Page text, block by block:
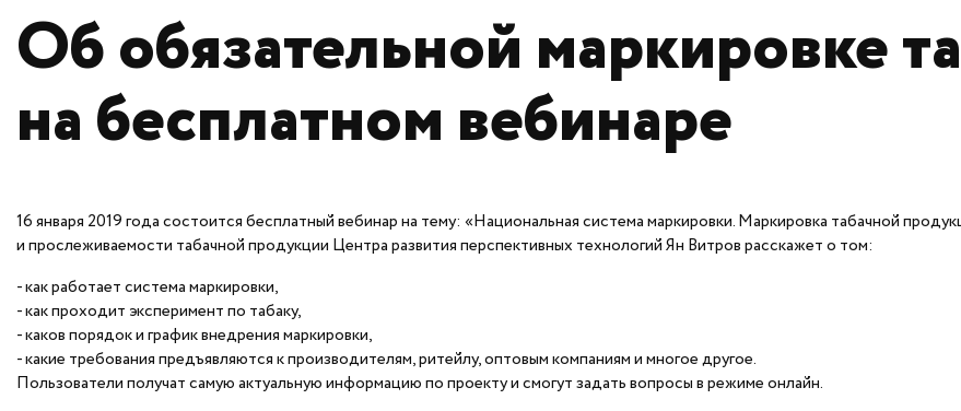
Об обязательной маркировке
на бесплатном вебинаре
16 января 2019 года состоится бесплатный вебинар на тему: «Национальная система маркировки. Маркировка табачной
и прослеживаемости табачной продукции Центра развития перспективных технологий Ян Витров расскажет о том:
- как работает система маркировки,
- как проходит эксперимент по табаку,
- каков порядок и график внедрения маркировки,
- какие требования предъявляются к производителям, ритейлу, оптовым компаниям и многое другое.
Пользователи получат самую актуальную информацию по проекту и смогут задать вопросы в режиме онлайн.